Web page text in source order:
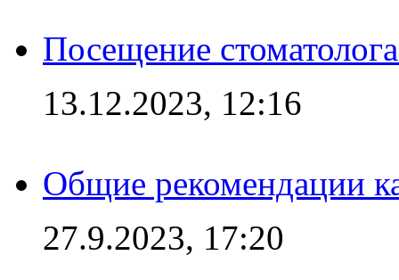
Посещение
13.12.2023, 12:16
Общие рекомендации
27.9.2023, 17:20